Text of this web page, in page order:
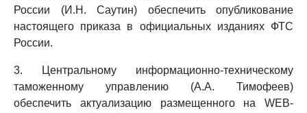
России (И.Н. Саутин) обеспечить опубликование
настоящего приказа в официальных изданиях ФТС
России.
3. Центральному информационно-техническому
таможенному управлению (А.А. Тимофеев)
обеспечить актуализацию размещенного на WEB-